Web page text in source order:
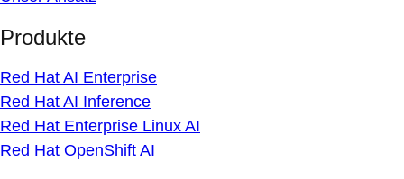
Produkte
Red Hat AI Enterprise
Red Hat AI Inference
Red Hat Enterprise Linux AI
Red Hat OpenShift AI